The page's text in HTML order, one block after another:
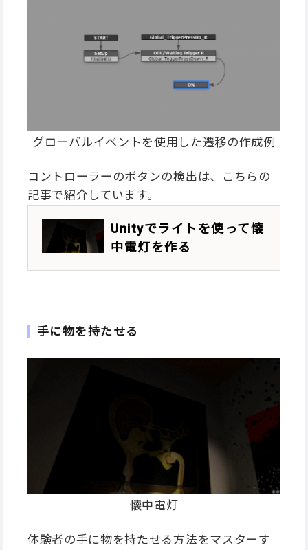
グローバルイベントを使用した遷移の作成例
コントローラーのボタンの検出は、こちらの
記事で紹介しています。
Unityでライトを使って懐
中電灯を作る
手に物を持たせる
懐中電灯
体験者の手に物を持たせる方法をマスターす